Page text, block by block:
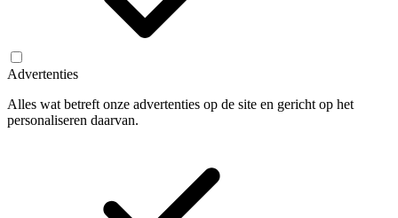
Advertenties
Alles wat betreft onze advertenties op de site en gericht op het
personaliseren daarvan.